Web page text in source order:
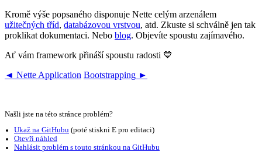
Kromě výše popsaného disponuje Nette celým arzenálem
užitečných tříd, databázovou vrstvou, atd. Zkuste si schválně jen tak
proklikat dokumentaci. Nebo blog. Objevíte spoustu zajímavého.
Ať vám framework přináší spoustu radosti 💙
◄ Nette Application Bootstrapping ►